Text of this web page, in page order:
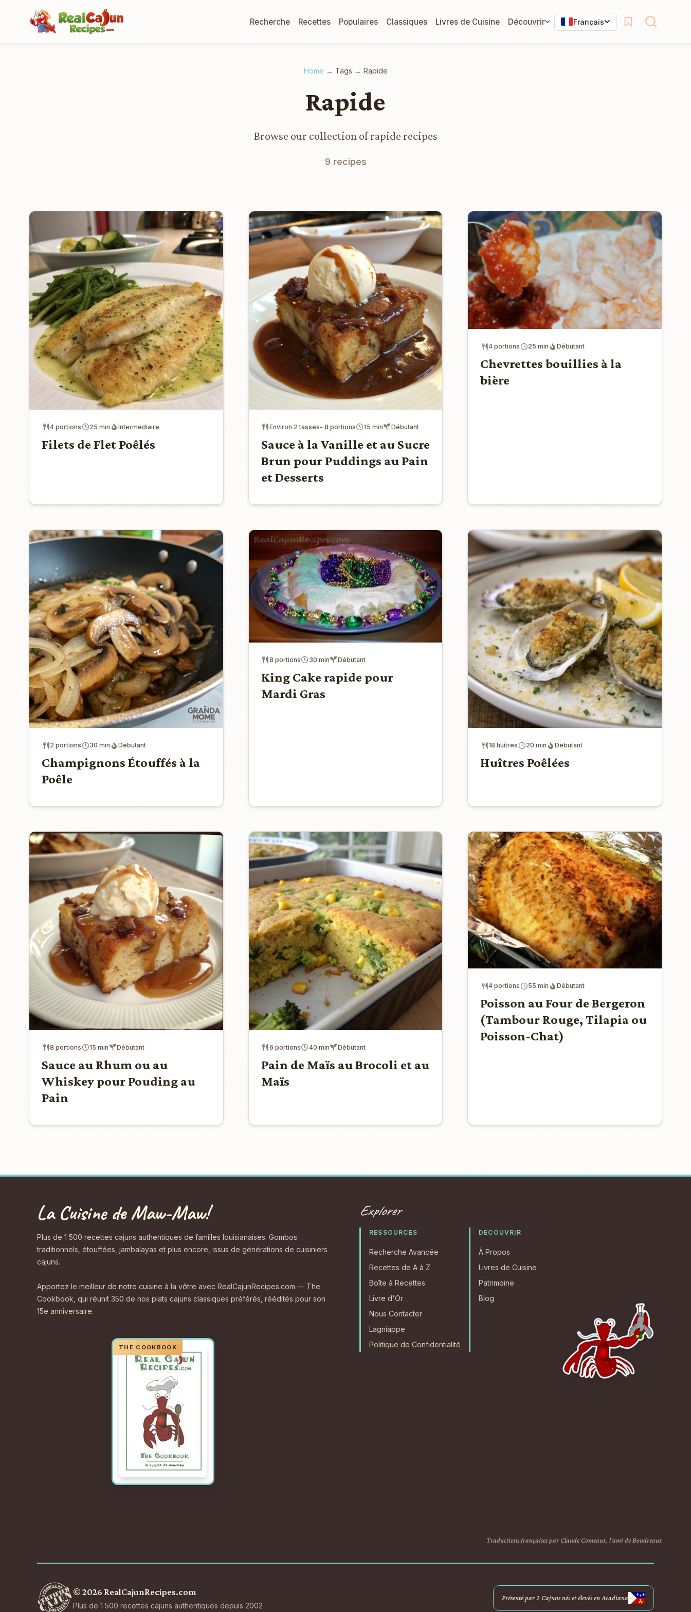
Recherche Recettes Populaires Classiques Livres de Cuisine Découvrir Français
Home → Tags → Rapide
Rapide
Browse our collection of rapide recipes
9 recipes
4 portions 25 min Intermediaire
Filets de Flet Poêlés
Environ 2 tasses- 8 portions 15 min Débutant
Sauce à la Vanille et au Sucre
Brun pour Puddings au Pain
et Desserts
4 portions 25 min Débutant
Chevrettes bouillies à la
bière
2 portions 30 min Debutant
Champignons Étouffés à la
Poêle
8 portions 30 min Débutant
King Cake rapide pour
Mardi Gras
18 huîtres 20 min Debutant
Huîtres Poêlées
8 portions 15 min Débutant
Sauce au Rhum ou au
Whiskey pour Pouding au
Pain
6 portions 40 min Débutant
Pain de Maïs au Brocoli et au
Maïs
4 portions 55 min Débutant
Poisson au Four de Bergeron
(Tambour Rouge, Tilapia ou
Poisson-Chat)
La Cuisine de Maw-Maw!
Plus de 1 500 recettes cajuns authentiques de familles louisianaises. Gombos
traditionnels, étouffées, jambalayas et plus encore, issus de générations de cuisiniers
cajuns.
Apportez le meilleur de notre cuisine à la vôtre avec RealCajunRecipes.com — The
Cookbook, qui réunit 350 de nos plats cajuns classiques préférés, réédités pour son
15e anniversaire.
Explorer
RESSOURCES
Recherche Avancée
Recettes de A à Z
Boîte à Recettes
Livre d'Or
Nous Contacter
Lagniappe
Politique de Confidentialité
DÉCOUVRIR
À Propos
Livres de Cuisine
Patrimoine
Blog
Traductions françaises par Claude Comeaux, l'ami de Boudreaux
© 2026 RealCajunRecipes.com
Plus de 1 500 recettes cajuns authentiques depuis 2002
Présenté par 2 Cajuns nés et élevés en Acadiana